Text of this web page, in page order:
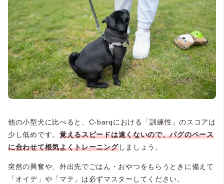
他の小型犬に比べると、C-barqにおける「訓練性」のスコアは
少し低めです。 覚えるスピードは速くないので、パグのペース
に合わせて根気よくトレーニングしましょう。
突然の興奮や、外出先でごはん・おやつをもらうときに備えて
「オイデ」や「マテ」は必ずマスターしてください。